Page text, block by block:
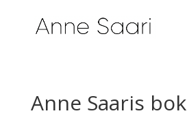
Anne Saaris bok